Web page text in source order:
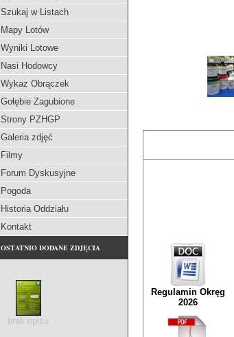
Regulamin Okręg
2026
Szukaj w Listach
Mapy Lotów
Wyniki Lotowe
Nasi Hodowcy
Wykaz Obrączek
Gołębie Zagubione
Strony PZHGP
Galeria zdjęć
Filmy
Forum Dyskusyjne
Pogoda
Historia Oddziału
Kontakt
OSTATNIO DODANE ZDJĘCIA
brak opisu